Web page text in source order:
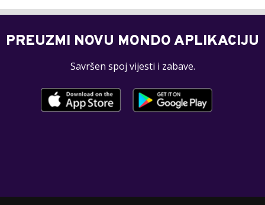
PREUZMI NOVU MONDO APLIKACIJU
Savršen spoj vijesti i zabave.